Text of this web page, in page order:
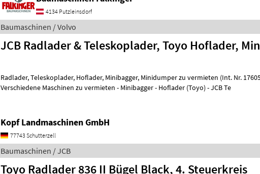
4134 Putzleinsdorf
Baumaschinen / Volvo
JCB Radlader & Teleskoplader, Toyo Hoflader, Min
Radlader, Teleskoplader, Hoflader, Minibagger, Minidumper zu vermieten (Int. Nr. 17605)
Verschiedene Maschinen zu vermieten - Minibagger - Hoflader (Toyo) - JCB Te
Kopf Landmaschinen GmbH
77743 Schutterzell
Baumaschinen / JCB
Toyo Radlader 836 II Bügel Black, 4. Steuerkreis